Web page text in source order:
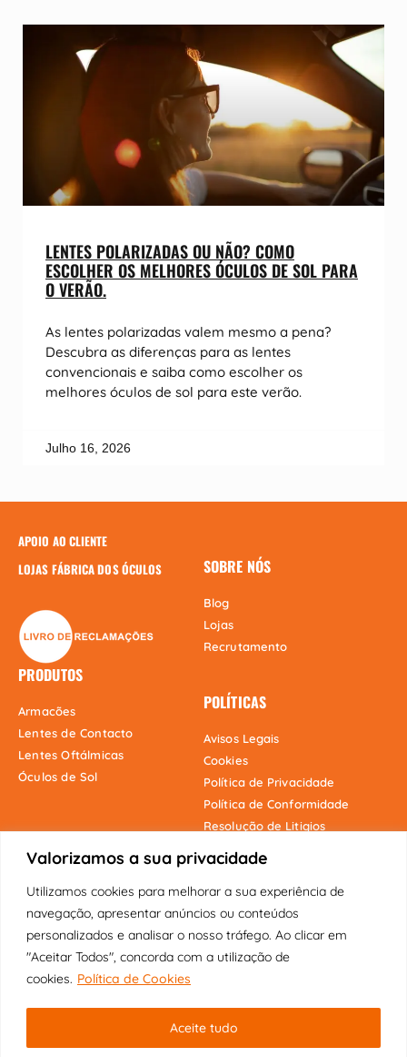
Valorizamos a sua privacidade
Utilizamos cookies para melhorar a sua experiência de
navegação, apresentar anúncios ou conteúdos
personalizados e analisar o nosso tráfego. Ao clicar em
"Aceitar Todos", concorda com a utilização de
cookies. Política de Cookies
Aceite tudo
LENTES POLARIZADAS OU NÃO? COMO
ESCOLHER OS MELHORES ÓCULOS DE SOL PARA
O VERÃO.
As lentes polarizadas valem mesmo a pena?
Descubra as diferenças para as lentes
convencionais e saiba como escolher os
melhores óculos de sol para este verão.
Julho 16, 2026
APOIO AO CLIENTE
LOJAS FÁBRICA DOS ÓCULOS
SOBRE NÓS
Blog
Lojas
Recrutamento
PRODUTOS
Armacões
Lentes de Contacto
Lentes Oftálmicas
Óculos de Sol
POLÍTICAS
Avisos Legais
Cookies
Política de Privacidade
Política de Conformidade
Resolução de Litigios
Onde estamos
Original | Visão Pioneira Lda | Todos
os direitos reservados.